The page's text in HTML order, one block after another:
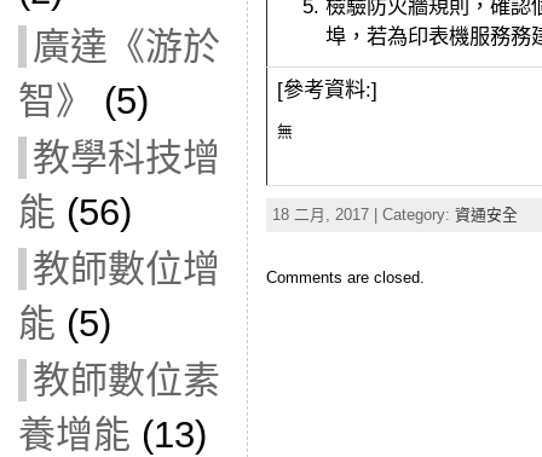
廣達《游於
智》
(5)
教學科技增
能 (56)
教師數位增
能 (5)
教師數位素
養增能 (13)
檢驗防火牆規則，確認
埠， 若為印表機服務務
[參考資料:]
無
18 二月, 2017 | Category: 資通安全
Comments are closed.